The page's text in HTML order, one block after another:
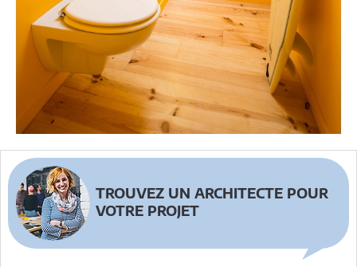
TROUVEZ UN ARCHITECTE POUR
VOTRE PROJET